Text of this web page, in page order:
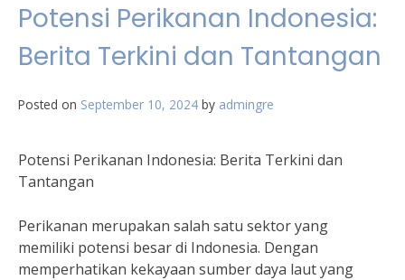
Potensi Perikanan Indonesia:
Berita Terkini dan Tantangan
Posted on September 10, 2024 by admingre
Potensi Perikanan Indonesia: Berita Terkini dan
Tantangan
Perikanan merupakan salah satu sektor yang
memiliki potensi besar di Indonesia. Dengan
memperhatikan kekayaan sumber daya laut yang